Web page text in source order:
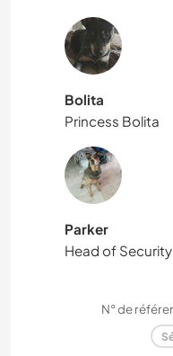
Bolita
Princess Bolita
Parker
Head of Security
N° de